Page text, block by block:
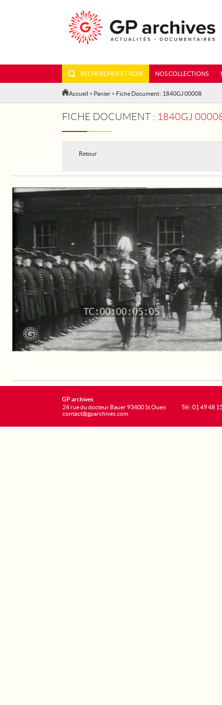
RECHERCHER ET VOIR NOS COLLECTIONS
Accueil > Panier > Fiche Document : 1840GJ 00008
FICHE DOCUMENT : 1840GJ 00008 -
Retour
GP archives
24 rue du docteur Bauer 93400 St Ouen
contact@gparchives.com
Tél : 01 49 48